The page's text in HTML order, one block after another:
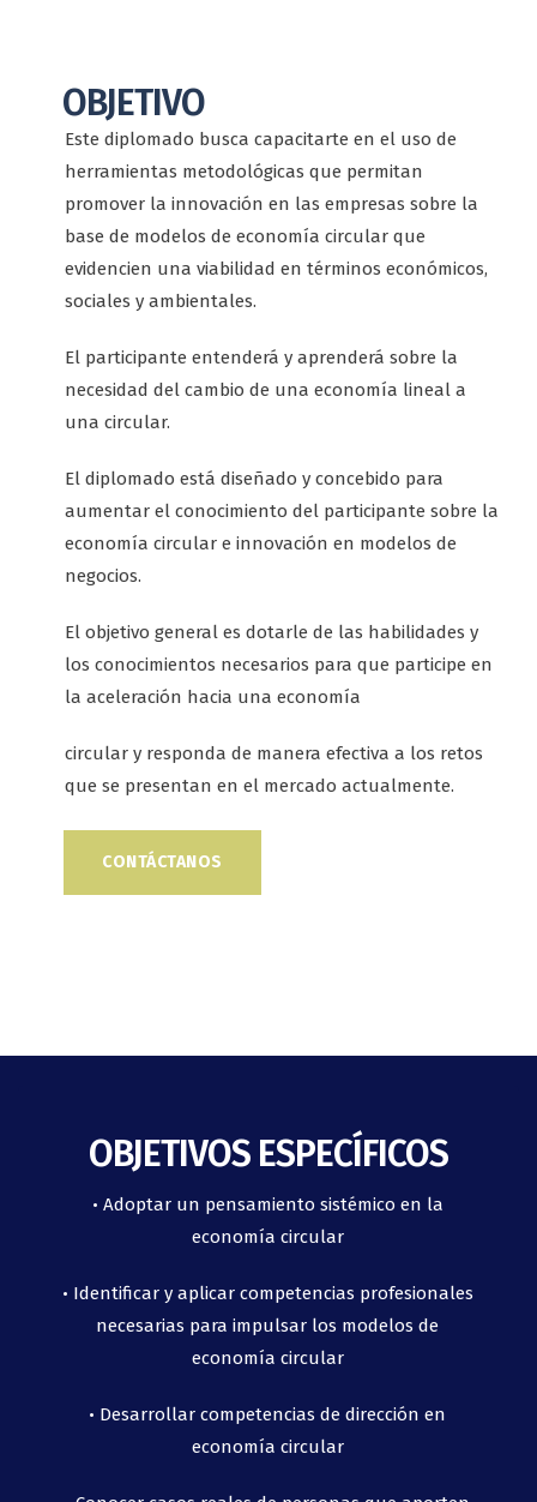
OBJETIVO
Este diplomado busca capacitarte en el uso de
herramientas metodológicas que permitan
promover la innovación en las empresas sobre la
base de modelos de economía circular que
evidencien una viabilidad en términos económicos,
sociales y ambientales.
El participante entenderá y aprenderá sobre la
necesidad del cambio de una economía lineal a
una circular.
El diplomado está diseñado y concebido para
aumentar el conocimiento del participante sobre la
economía circular e innovación en modelos de
negocios.
El objetivo general es dotarle de las habilidades y
los conocimientos necesarios para que participe en
la aceleración hacia una economía
circular y responda de manera efectiva a los retos
que se presentan en el mercado actualmente.
CONTÁCTANOS
OBJETIVOS ESPECÍFICOS
• Adoptar un pensamiento sistémico en la
economía circular
• Identificar y aplicar competencias profesionales
necesarias para impulsar los modelos de
economía circular
• Desarrollar competencias de dirección en
economía circular